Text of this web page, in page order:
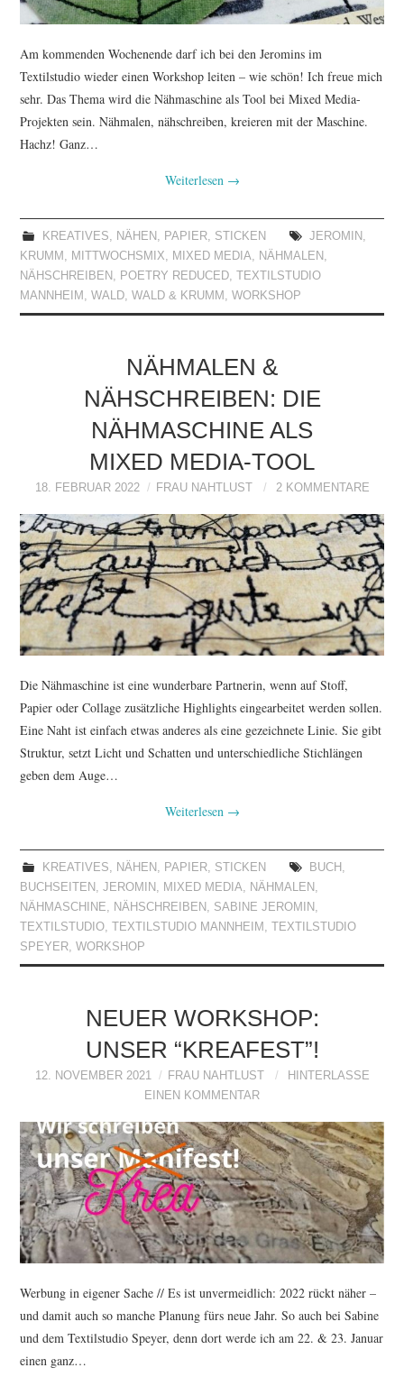
Am kommenden Wochenende darf ich bei den Jeromins im
Textilstudio wieder einen Workshop leiten – wie schön! Ich freue mich
sehr. Das Thema wird die Nähmaschine als Tool bei Mixed Media-
Projekten sein. Nähmalen, nähschreiben, kreieren mit der Maschine.
Hachz! Ganz…
Weiterlesen →
KREATIVES, NÄHEN , PAPIER, STICKEN JEROMIN ,
KRUMM , MITTWOCHSMIX, MIXED MEDIA, NÄHMALEN ,
NÄHSCHREIBEN , POETRY REDUCED,
TEXTILSTUDIO
MANNHEIM ,WALD,WALD & KRUMM ,WORKSHOP
NÄHMALEN &
NÄHSCHREIBEN: DIE
NÄHMASCHINE ALS
MIXED MEDIA-TOOL
18. FEBRUAR 2022 FRAU NAHTLUST 2 KOMMENTARE
Die Nähmaschine ist eine wunderbare Partnerin, wenn auf Stoff,
Papier oder Collage zusätzliche Highlights eingearbeitet werden sollen.
Eine Naht ist einfach etwas anderes als eine gezeichnete Linie. Sie gibt
Struktur, setzt Licht und Schatten und unterschiedliche Stichlängen
geben dem Auge…
Weiterlesen →
KREATIVES, NÄHEN , PAPIER, STICKEN BUCH ,
BUCHSEITEN ,JEROMIN , MIXED MEDIA, NÄHMALEN ,
NÄHMASCHINE, NÄHSCHREIBEN , SABINE JEROMIN ,
TEXTILSTUDIO, TEXTILSTUDIO MANNHEIM ,
TEXTILSTUDIO
SPEYER,WORKSHOP
NEUER WORKSHOP:
UNSER “KREAFEST”!
12. NOVEMBER 2021 FRAU NAHTLUST
HINTERLASSE
EINEN KOMMENTAR
Werbung in eigener Sache // Es ist unvermeidlich: 2022 rückt näher –
und damit auch so manche Planung fürs neue Jahr. So auch bei Sabine
und dem Textilstudio Speyer, denn dort werde ich am 22. & 23. Januar
einen ganz…